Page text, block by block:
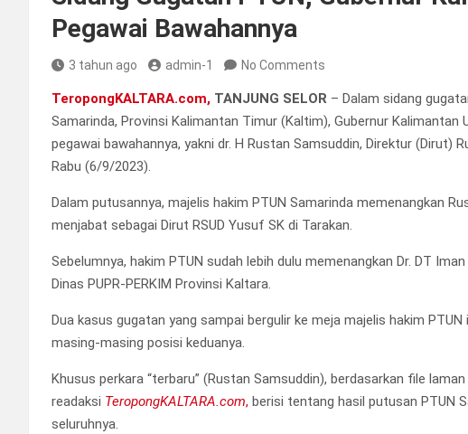
Pegawai Bawahannya
3 tahun ago admin-1 No Comments
TeropongKALTARA.com, TANJUNG SELOR – Dalam sidang
Samarinda, Provinsi Kalimantan Timur (Kaltim), Gubernur Kalimantan
pegawai bawahannya, yakni dr. H Rustan Samsuddin, Direktur (Dirut)
Rabu (6/9/2023).
Dalam putusannya, majelis hakim PTUN Samarinda memenangkan
menjabat sebagai Dirut RSUD Yusuf SK di Tarakan.
Sebelumnya, hakim PTUN sudah lebih dulu memenangkan Dr. DT
Dinas PUPR-PERKIM Provinsi Kaltara.
Dua kasus gugatan yang sampai bergulir ke meja majelis hakim
masing-masing posisi keduanya.
Khusus perkara “terbaru” (Rustan Samsuddin), berdasarkan file
readaksi TeropongKALTARA.com, berisi tentang hasil putusan PTUN
seluruhnya.